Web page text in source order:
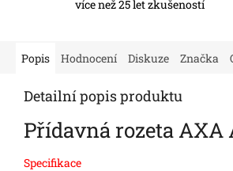
více než 25 let zkušeností
Popis Hodnocení Diskuze Značka
Detailní popis produktu
Přídavná rozeta AXA
Specifikace